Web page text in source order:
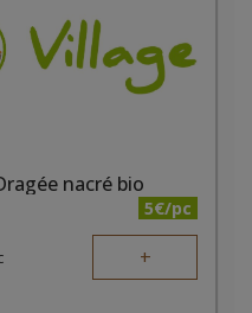
nacré bio
5€/pc
+